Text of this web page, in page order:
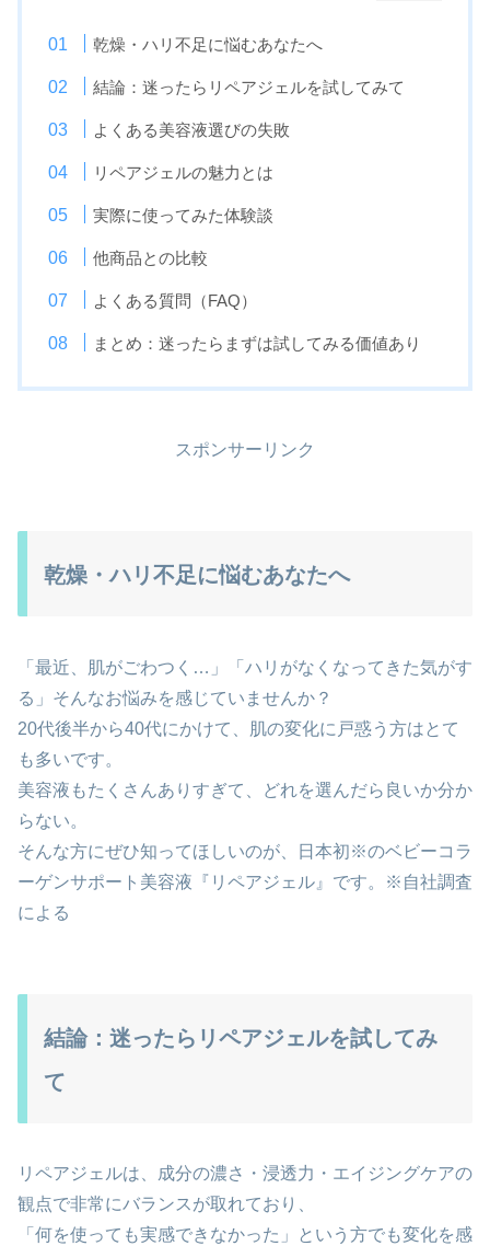
乾燥・ハリ不足に悩むあなたへ
結論：迷ったらリペアジェルを試してみて
よくある美容液選びの失敗
リペアジェルの魅力とは
実際に使ってみた体験談
他商品との比較
よくある質問（FAQ）
まとめ：迷ったらまずは試してみる価値あり
スポンサーリンク
乾燥・ハリ不足に悩むあなたへ
「最近、肌がごわつく…」「ハリがなくなってきた気がす
る」そんなお悩みを感じていませんか？
20代後半から40代にかけて、肌の変化に戸惑う方はとて
も多いです。
美容液もたくさんありすぎて、どれを選んだら良いか分か
らない。
そんな方にぜひ知ってほしいのが、日本初※のベビーコラ
ーゲンサポート美容液『リペアジェル』です。※自社調査
による
結論：迷ったらリペアジェルを試してみ
て
リペアジェルは、成分の濃さ・浸透力・エイジングケアの
観点で非常にバランスが取れており、
「何を使っても実感できなかった」という方でも変化を感